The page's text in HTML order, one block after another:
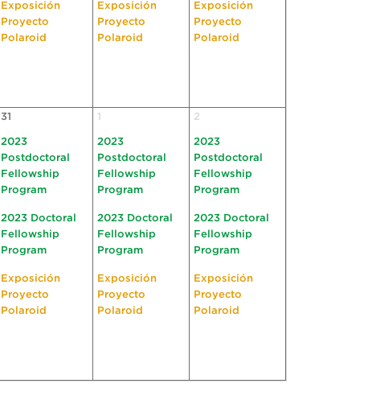
Exposición
Proyecto
Polaroid
Exposición
Proyecto
Polaroid
Exposición
Proyecto
Polaroid
31
2023
Postdoctoral
Fellowship
Program
2023 Doctoral
Fellowship
Program
Exposición
Proyecto
Polaroid
1
2023
Postdoctoral
Fellowship
Program
2023 Doctoral
Fellowship
Program
Exposición
Proyecto
Polaroid
2
2023
Postdoctoral
Fellowship
Program
2023 Doctoral
Fellowship
Program
Exposición
Proyecto
Polaroid